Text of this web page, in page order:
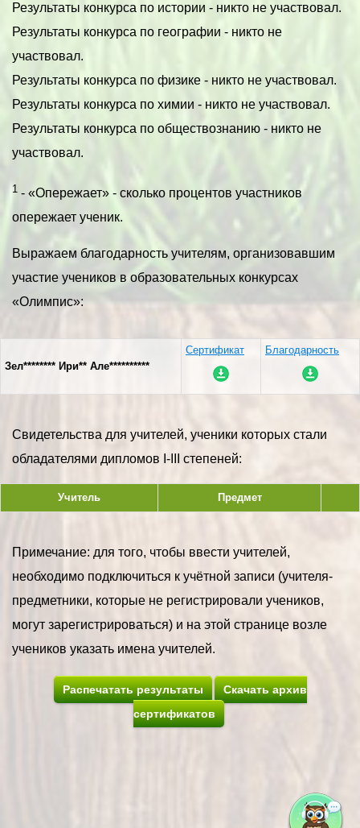
Результаты конкурса по истории - никто не участвовал.
Результаты конкурса по географии - никто не
участвовал.
Результаты конкурса по физике - никто не участвовал.
Результаты конкурса по химии - никто не участвовал.
Результаты конкурса по обществознанию - никто не
участвовал.
1 - «Опережает» - сколько процентов участников
опережает ученик.
Выражаем благодарность учителям, организовавшим
участие учеников в образовательных конкурсах
«Олимпис»:
Зел******** Ири** Але**********
Сертификат Благодарность
Свидетельства для учителей, ученики которых стали
обладателями дипломов I-III степеней:
Учитель Предмет
Примечание: для того, чтобы ввести учителей,
необходимо подключиться к учётной записи (учителя-
предметники, которые не регистрировали учеников,
могут зарегистрироваться) и на этой странице возле
учеников указать имена учителей.
Распечатать результаты
Скачать архив
сертификатов